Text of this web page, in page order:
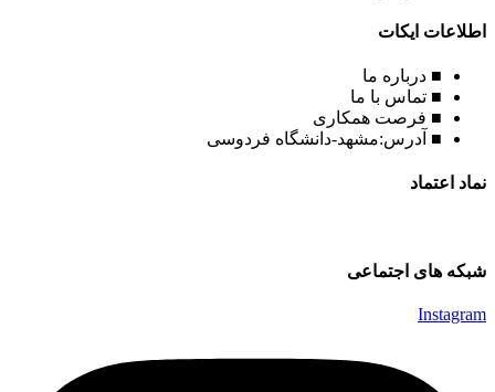
اطلاعات ایکات
■ درباره ما
■ تماس با ما
■ فرصت همکاری
■ آدرس:مشهد-دانشگاه فردوسی
نماد اعتماد
شبکه های اجتماعی
Instagram